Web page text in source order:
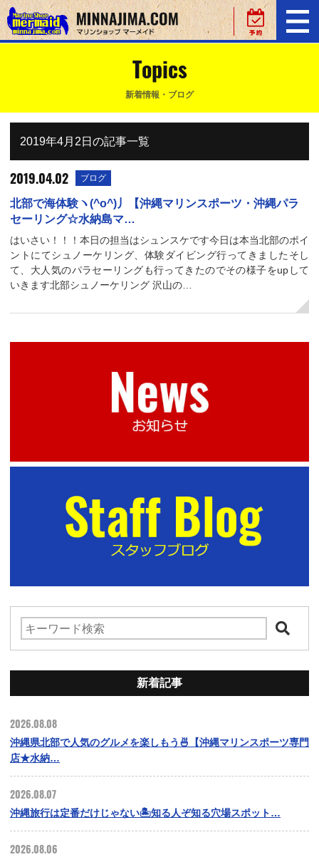
Topics
新着情報・ブログ
2019年4月2日の記事一覧
2019.04.02 ブログ
北部で海体験ヽ(^o^)丿【沖縄マリンスポーツ・沖縄パラ
セーリング☆水納島マ…
はいさい！！！本日の担当はシュンスケです今日は本当北部のポイ
ントにてシュノーケリング、体験ダイビング行ってきましたそし
て、大人気のパラセーリングも行ってきたのでその様子をupして
いきます北部シュノーケリング 沢山の…
新着記事
2026.08.08
沖縄県北部で人気のグルメを楽しもう🍜【沖縄マリンスポーツ専門
店★水納…
2026.08.07
沖縄旅行は定番だけじゃない🏝️知る人ぞ知る穴場スポット…
2026.08.06